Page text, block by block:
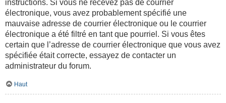
instructions. Si vous ne recevez pas de courrier
électronique, vous avez probablement spécifié une
mauvaise adresse de courrier électronique ou le courrier
électronique a été filtré en tant que pourriel. Si vous êtes
certain que l’adresse de courrier électronique que vous avez
spécifiée était correcte, essayez de contacter un
administrateur du forum.
Haut